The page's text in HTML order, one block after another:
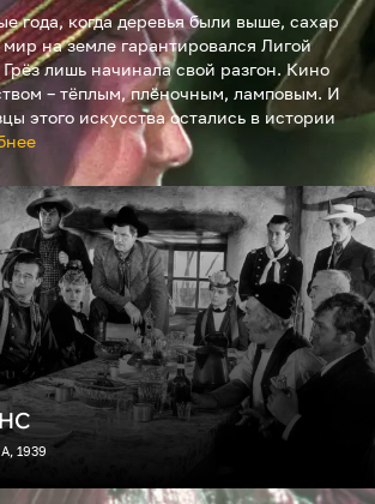
года, когда деревья были выше, сахар
на земле гарантировался Лигой
лишь начинала свой разгон. Кино
– тёплым, плёночным, ламповым. И
этого искусства остались в истории
1939